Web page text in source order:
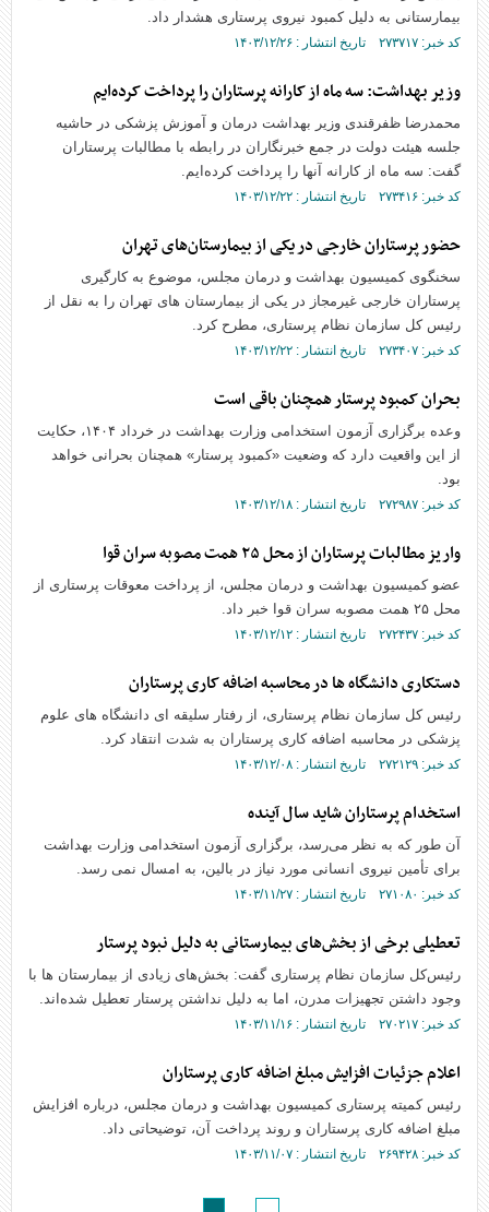
بیمارستانی به دلیل کمبود نیروی پرستاری هشدار داد.
کد خبر: ۲۷۳۷۱۷ تاریخ انتشار : ۱۴۰۳/۱۲/۲۶
وزیر بهداشت: سه ماه از کارانه پرستاران را پرداخت کرده‌ایم
محمدرضا ظفرقندی وزیر بهداشت درمان و آموزش پزشکی در حاشیه
جلسه هیئت دولت در جمع خبرنگاران در رابطه با مطالبات پرستاران
گفت: سه ماه از کارانه آنها را پرداخت کرده‌ایم.
کد خبر: ۲۷۳۴۱۶ تاریخ انتشار : ۱۴۰۳/۱۲/۲۲
حضور پرستاران خارجی در یکی از بیمارستان‌های تهران
سخنگوی کمیسیون بهداشت و درمان مجلس، موضوع به کارگیری
پرستاران خارجی غیرمجاز در یکی از بیمارستان های تهران را به نقل از
رئیس کل سازمان نظام پرستاری، مطرح کرد.
کد خبر: ۲۷۳۴۰۷ تاریخ انتشار : ۱۴۰۳/۱۲/۲۲
بحران کمبود پرستار همچنان باقی است
وعده برگزاری آزمون استخدامی وزارت بهداشت در خرداد ۱۴۰۴، حکایت
از این واقعیت دارد که وضعیت «کمبود پرستار» همچنان بحرانی خواهد
بود.
کد خبر: ۲۷۲۹۸۷ تاریخ انتشار : ۱۴۰۳/۱۲/۱۸
واریز مطالبات پرستاران از محل ۲۵ همت مصوبه سران قوا
عضو کمیسیون بهداشت و درمان مجلس، از پرداخت معوقات پرستاری از
محل ۲۵ همت مصوبه سران قوا خبر داد.
کد خبر: ۲۷۲۴۳۷ تاریخ انتشار : ۱۴۰۳/۱۲/۱۲
دستکاری دانشگاه ها در محاسبه اضافه کاری پرستاران
رئیس کل سازمان نظام پرستاری، از رفتار سلیقه ای دانشگاه های علوم
پزشکی در محاسبه اضافه کاری پرستاران به شدت انتقاد کرد.
کد خبر: ۲۷۲۱۲۹ تاریخ انتشار : ۱۴۰۳/۱۲/۰۸
استخدام پرستاران شاید سال آینده
آن طور که به نظر می‌رسد، برگزاری آزمون استخدامی وزارت بهداشت
برای تأمین نیروی انسانی مورد نیاز در بالین، به امسال نمی رسد.
کد خبر: ۲۷۱۰۸۰ تاریخ انتشار : ۱۴۰۳/۱۱/۲۷
تعطیلی برخی از بخش‌های بیمارستانی به دلیل نبود پرستار
رئیس‌کل سازمان نظام پرستاری گفت: بخش‌های زیادی از بیمارستان ها با
وجود داشتن تجهیزات مدرن، اما به‌ دلیل نداشتن پرستار تعطیل شده‌اند.
کد خبر: ۲۷۰۲۱۷ تاریخ انتشار : ۱۴۰۳/۱۱/۱۶
اعلام جزئیات افزایش مبلغ اضافه کاری پرستاران
رئیس کمیته پرستاری کمیسیون بهداشت و درمان مجلس، درباره افزایش
مبلغ اضافه کاری پرستاران و روند پرداخت آن، توضیحاتی داد.
کد خبر: ۲۶۹۴۲۸ تاریخ انتشار : ۱۴۰۳/۱۱/۰۷